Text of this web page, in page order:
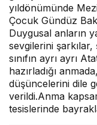
yıldönümünde
Çocuk Gündüz
Duygusal anların
sevgilerini
sınıfın ayrı ayrı
hazırladığı
düşüncelerini dile
verildi.Anma
tesislerinde